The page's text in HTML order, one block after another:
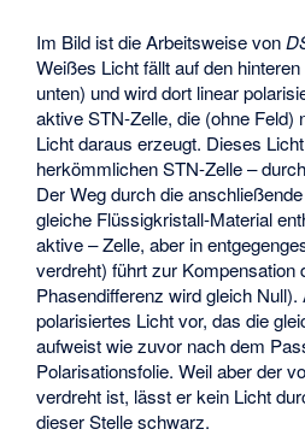
Im Bild ist die Arbeitsweise von
Weißes Licht fällt auf den
unten) und wird dort linear
aktive STN-Zelle, die (ohne Feld)
Licht daraus erzeugt. Dieses
herkömmlichen STN-Zelle – durch
Der Weg durch die
gleiche Flüssigkristall-Material
aktive – Zelle, aber in
verdreht) führt zur Kompensation
Phasendifferenz wird gleich
polarisiertes Licht vor, das die
aufweist wie zuvor nach dem
Polarisationsfolie. Weil aber der
verdreht ist, lässt er kein Licht
dieser Stelle schwarz.